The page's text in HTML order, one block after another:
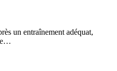
un entraînement adéquat,